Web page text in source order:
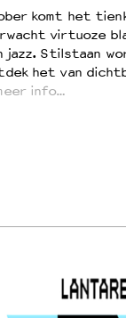
komt het
virtuoze
jazz. Stilstaan
het van
info…